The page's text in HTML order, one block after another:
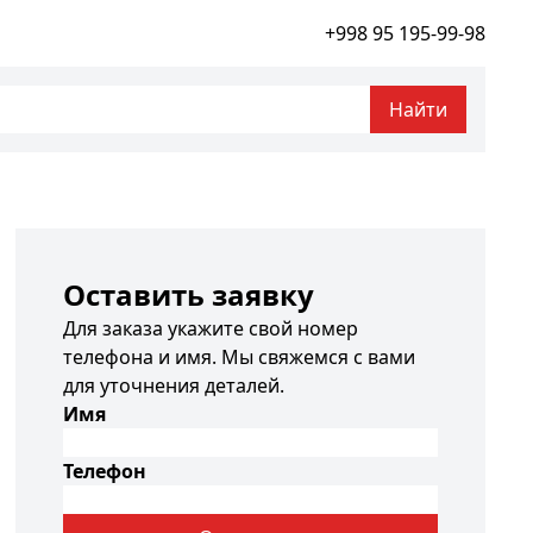
+998 95 195-99-98
Найти
Оставить заявку
Для заказа укажите свой номер
телефона и имя. Мы свяжемся с вами
для уточнения деталей.
Имя
Телефон